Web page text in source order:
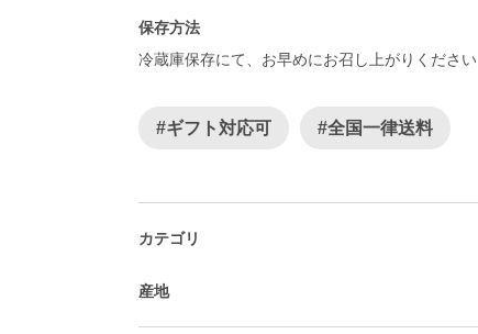
保存方法
冷蔵庫保存にて、お早めにお召し上がりください
#ギフト対応可 #全国一律送料
カテゴリ
産地